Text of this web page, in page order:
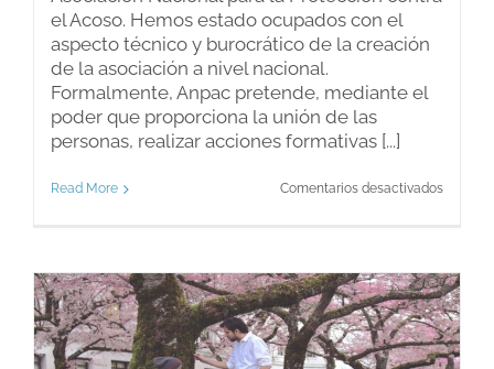
el Acoso. Hemos estado ocupados con el
aspecto técnico y burocrático de la creación
de la asociación a nivel nacional.
Formalmente, Anpac pretende, mediante el
poder que proporciona la unión de las
personas, realizar acciones formativas [...]
Read More Comentarios desactivadosen
cómo
surgió?